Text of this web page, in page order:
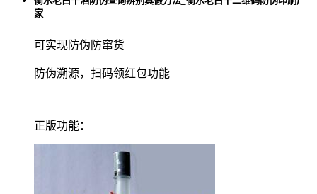
家
可实现防伪防窜货
防伪溯源，扫码领红包功能
正版功能：